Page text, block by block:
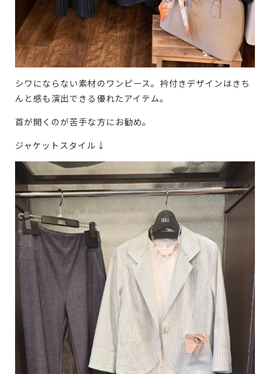
シワにならない素材のワンピース。衿付きデザインはきち
んと感も演出できる優れたアイテム。
首が開くのが苦手な方にお勧め。
ジャケットスタイル↓